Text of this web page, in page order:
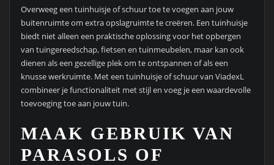
Overweeg een tuinhuisje of schuur toe te voegen aan jouw
buitenruimte om extra opslagruimte te creëren. Een tuinhuisje
biedt niet alleen een praktische oplossing voor het opbergen
van tuingereedschap, fietsen en tuinmeubelen, maar kan ook
dienen als een gezellige plek om te ontspannen of als een
knusse werkruimte. Met een tuinhuisje of schuur van ViadexL
combineer je functionaliteit met stijl en voeg je een waardevolle
toevoeging toe aan jouw tuin.
MAAK GEBRUIK VAN
PARASOLS OF